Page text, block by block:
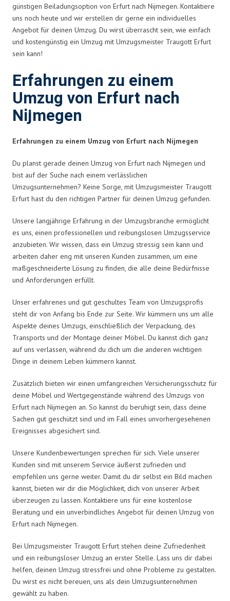
günstigen Beiladungsoption von Erfurt nach Nijmegen. Kontaktiere
uns noch heute und wir erstellen dir gerne ein individuelles
Angebot für deinen Umzug. Du wirst überrascht sein, wie einfach
und kostengünstig ein Umzug mit Umzugsmeister Traugott Erfurt
sein kann!
Erfahrungen zu einem
Umzug von Erfurt nach
Nijmegen
Erfahrungen zu einem Umzug von Erfurt nach Nijmegen
Du planst gerade deinen Umzug von Erfurt nach Nijmegen und
bist auf der Suche nach einem verlässlichen
Umzugsunternehmen? Keine Sorge, mit Umzugsmeister Traugott
Erfurt hast du den richtigen Partner für deinen Umzug gefunden.
Unsere langjährige Erfahrung in der Umzugsbranche ermöglicht
es uns, einen professionellen und reibungslosen Umzugsservice
anzubieten. Wir wissen, dass ein Umzug stressig sein kann und
arbeiten daher eng mit unseren Kunden zusammen, um eine
maßgeschneiderte Lösung zu finden, die alle deine Bedürfnisse
und Anforderungen erfüllt.
Unser erfahrenes und gut geschultes Team von Umzugsprofis
steht dir von Anfang bis Ende zur Seite. Wir kümmern uns um alle
Aspekte deines Umzugs, einschließlich der Verpackung, des
Transports und der Montage deiner Möbel. Du kannst dich ganz
auf uns verlassen, während du dich um die anderen wichtigen
Dinge in deinem Leben kümmern kannst.
Zusätzlich bieten wir einen umfangreichen Versicherungsschutz für
deine Möbel und Wertgegenstände während des Umzugs von
Erfurt nach Nijmegen an. So kannst du beruhigt sein, dass deine
Sachen gut geschützt sind und im Fall eines unvorhergesehenen
Ereignisses abgesichert sind.
Unsere Kundenbewertungen sprechen für sich. Viele unserer
Kunden sind mit unserem Service äußerst zufrieden und
empfehlen uns gerne weiter. Damit du dir selbst ein Bild machen
kannst, bieten wir dir die Möglichkeit, dich von unserer Arbeit
überzeugen zu lassen. Kontaktiere uns für eine kostenlose
Beratung und ein unverbindliches Angebot für deinen Umzug von
Erfurt nach Nijmegen.
Bei Umzugsmeister Traugott Erfurt stehen deine Zufriedenheit
und ein reibungsloser Umzug an erster Stelle. Lass uns dir dabei
helfen, deinen Umzug stressfrei und ohne Probleme zu gestalten.
Du wirst es nicht bereuen, uns als dein Umzugsunternehmen
gewählt zu haben.